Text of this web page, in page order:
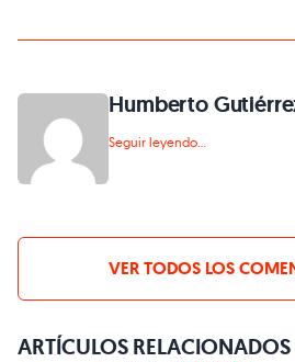
Humberto
Seguir leyendo...
VER TODOS LOS
ARTÍCULOS RELACIONADOS